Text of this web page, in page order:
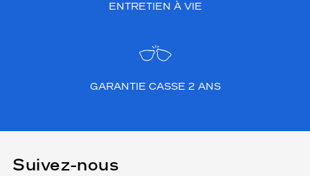
ENTRETIEN À VIE
GARANTIE CASSE 2 ANS
Suivez-nous